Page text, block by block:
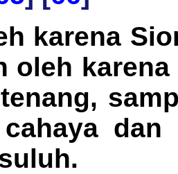
karena
oleh
dan